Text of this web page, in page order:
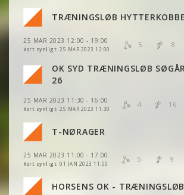
TRÆNINGSLØB
25 MAR 2023 12:00 - 19:00
Kort synligt: 25 MAR 2023 12:00
5 8
VIS 2DRERUN
VIS 2DRERUN
OK SYD TRÆNINGSLØB
26
25 MAR 2023 11:30 - 16:00
Kort synligt: 25 MAR 2023 11:30
4 16
VIS 2DRERUN
VIS 2DRERUN
VIS
VIS 2DRERUN
T-NØRAGER
25 MAR 2023 11:00 - 17:00
Kort synligt: 01 JAN 2023 11:00
5 9
VIS 2DRERUN
VIS 2DRERUN
VIS 2DRERUN
VIS 2DRERUN
VIS 2DRERUN
HORSENS OK -
VIS 2DRERUN
VIS
VIS 2DRERUN
VIS 2DRERUN